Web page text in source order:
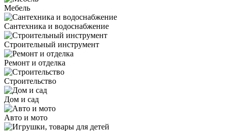
Мебель
Сантехника и водоснабжение
Строительный инструмент
Ремонт и отделка
Строительство
Дом и сад
Авто и мото